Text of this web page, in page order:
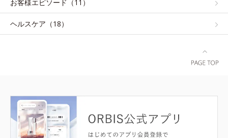
お客様エピソード（11）
ヘルスケア（18）